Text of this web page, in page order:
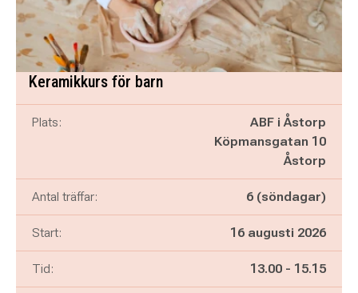
Keramikkurs för barn
Plats:
ABF i Åstorp
Köpmansgatan 10
Åstorp
Antal träffar: 6 (söndagar)
Start: 16 augusti 2026
Tid: Pågår mellan
13.00 - och
15.15